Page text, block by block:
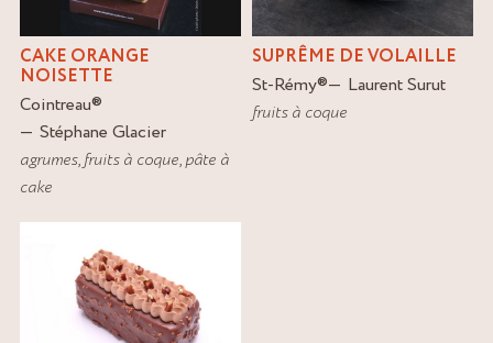
CAKE ORANGE
NOISETTE
Cointreau®
Stéphane Glacier
agrumes,fruits à coque,pâte à
cake
SUPRÊME DE VOLAILLE
St-Rémy®
Laurent Surut
fruits à coque